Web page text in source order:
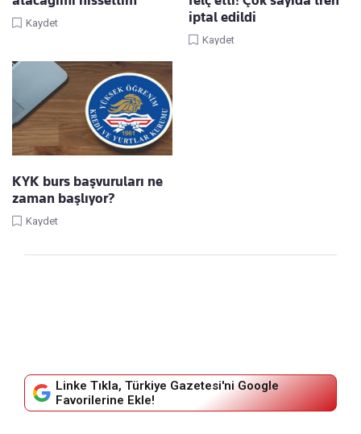
Kaydet
iptal edildi
Kaydet
KYK burs başvuruları ne
zaman başlıyor?
Kaydet
Linke Tıkla, Türkiye Gazetesi'ni Google
Favorilerine Ekle!